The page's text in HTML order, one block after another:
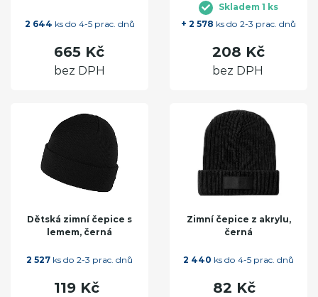
2 644 ks do 4-5 prac. dnů
665 Kč
bez DPH
Skladem 1 ks
+ 2 578 ks do 2-3 prac. dnů
208 Kč
bez DPH
Dětská zimní čepice s
lemem, černá
2 527 ks do 2-3 prac. dnů
119 Kč
Zimní čepice z akrylu,
černá
2 440 ks do 4-5 prac. dnů
82 Kč